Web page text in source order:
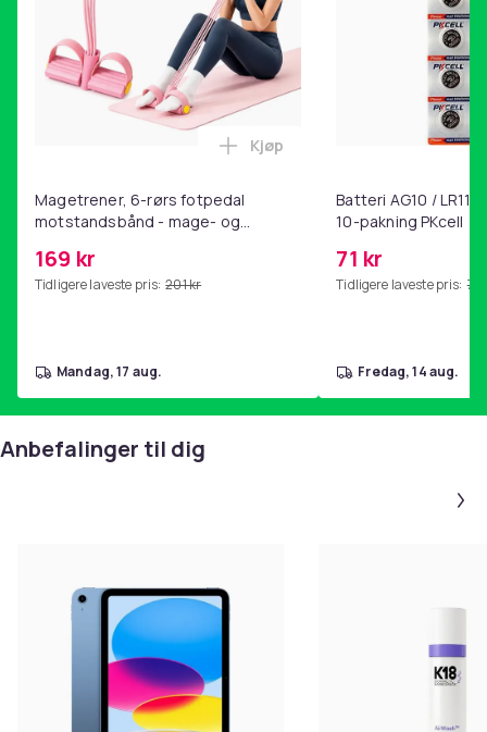
Magetrener, 6-rørs fotpedal
motstandsbånd - mage- og
hjemmegymnastikk Pink
169 kr
Tidligere laveste pris: 201 kr
Legg Magetrener, 6-rørs
Kjøp
mandag, 17 aug.
Batteri AG10 /
10-pakning PKcell
71 kr
Tidligere laveste pris: 76
fredag, 14 aug.
Anbefalinger til dig